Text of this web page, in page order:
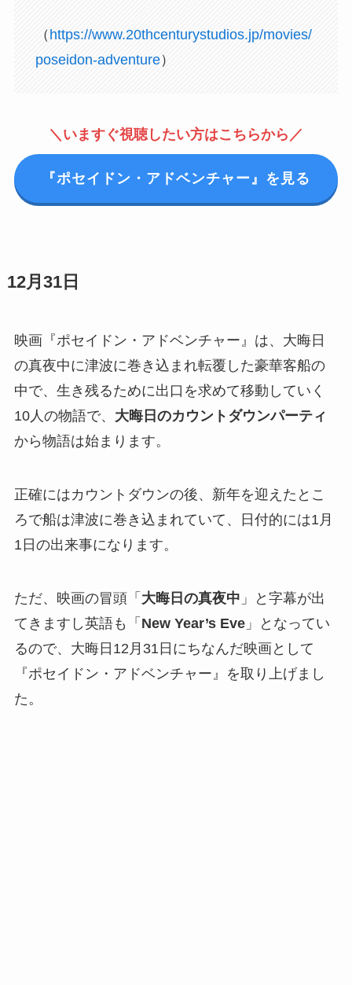
（ https://www.20thcenturystudios.jp/movies/
poseidon-adventure）
＼いますぐ視聴したい方はこちらから／
『ポセイドン・アドベンチャー』を見る
12月31日
映画『ポセイドン・アドベンチャー』は、大晦日
の真夜中に津波に巻き込まれ転覆した豪華客船の
中で、生き残るために出口を求めて移動していく
10人の物語で、 大晦日のカウントダウンパーティ
から物語は始まります。
正確にはカウントダウンの後、新年を迎えたとこ
ろで船は津波に巻き込まれていて、日付的には1月
1日の出来事になります。
ただ、映画の冒頭「 大晦日の真夜中 」と字幕が出
てきますし英語も「 New Year’s Eve」となってい
るので、大晦日12月31日にちなんだ映画として
『ポセイドン・アドベンチャー』を取り上げまし
た。